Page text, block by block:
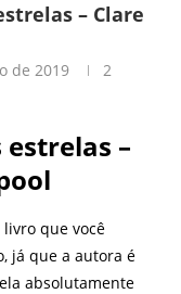
– Clare
de 2019
2
–
que você
já que a autora é
absolutamente